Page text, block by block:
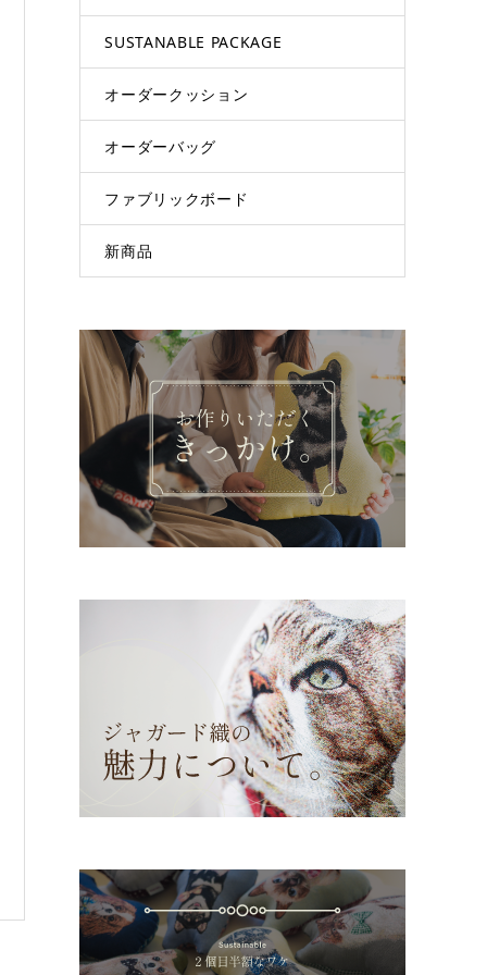
SUSTANABLE PACKAGE
オーダークッション
オーダーバッグ
ファブリックボード
新商品